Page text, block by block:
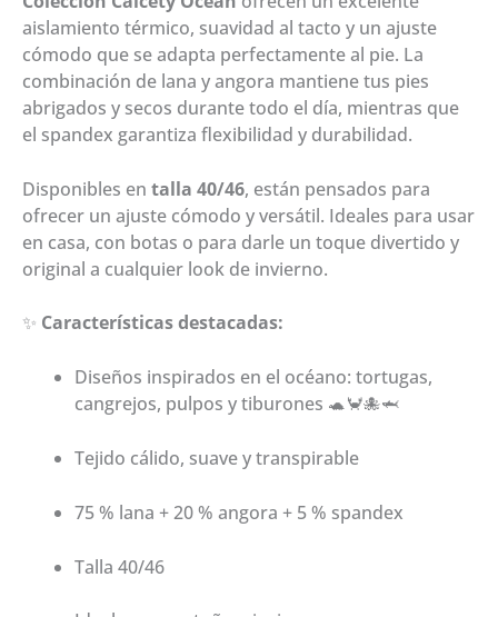
aislamiento térmico, suavidad al tacto y un ajuste
cómodo que se adapta perfectamente al pie. La
combinación de lana y angora mantiene tus pies
abrigados y secos durante todo el día, mientras que
el spandex garantiza flexibilidad y durabilidad.
Disponibles en talla 40/46, están pensados para
ofrecer un ajuste cómodo y versátil. Ideales para usar
en casa, con botas o para darle un toque divertido y
original a cualquier look de invierno.
✨ Características destacadas:
Diseños inspirados en el océano: tortugas,
cangrejos, pulpos y tiburones 🐢🦀🐙🦈
Tejido cálido, suave y transpirable
75 % lana + 20 % angora + 5 % spandex
Talla 40/46